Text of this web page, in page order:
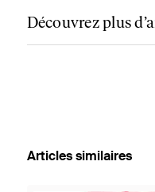
Découvrez plus
Articles similaires